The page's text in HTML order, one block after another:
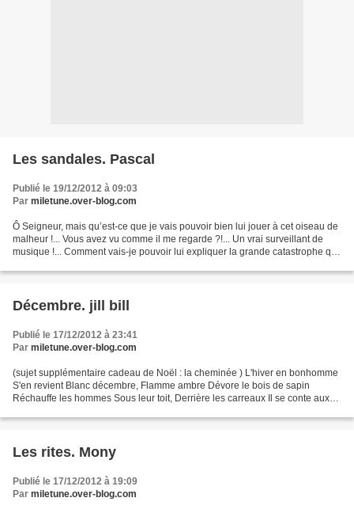
Les sandales. Pascal
Publié le 19/12/2012 à 09:03
Par miletune.over-blog.com
Ô Seigneur, mais qu’est-ce que je vais pouvoir bien lui jouer à cet oiseau de
malheur !... Vous avez vu comme il me regarde ?!... Un vrai surveillant de
musique !... Comment vais-je pouvoir lui expliquer la grande catastrophe qui
Décembre. jill bill
Publié le 17/12/2012 à 23:41
Par miletune.over-blog.com
(sujet supplémentaire cadeau de Noël : la cheminée ) L'hiver en bonhomme
S'en revient Blanc décembre, Flamme ambre Dévore le bois de sapin
Réchauffe les hommes Sous leur toit, Derrière les carreaux Il se conte aux
Les rites. Mony
Publié le 17/12/2012 à 19:09
Par miletune.over-blog.com